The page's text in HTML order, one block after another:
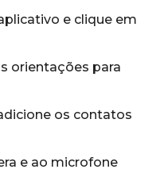
e clique em
orientações para
os contatos
e ao microfone